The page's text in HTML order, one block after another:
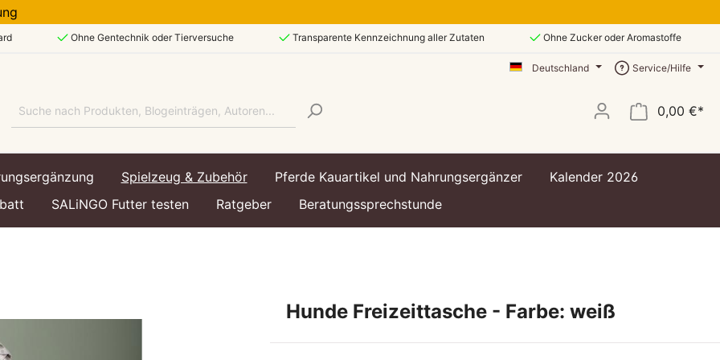
Ohne Gentechnik oder Tierversuche Transparente Kennzeichnung aller Zutaten Ohne Zucker oder Aromastoffe
Deutschland Service/Hilfe
0,00 €*
Spielzeug & Zubehör Pferde Kauartikel und Nahrungsergänzer
Kalender 2026
SALiNGO Futter testen Ratgeber Beratungssprechstunde
Lebensphase
Lebensphase
Hundespielzeug &
HundezubehörHunde Freizeittasche - Farbe: weiß